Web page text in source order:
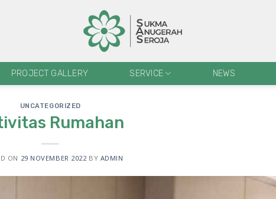
PROJECT GALLERY SERVICE NEWS
UNCATEGORIZED
Rumahan
ON 29 NOVEMBER 2022 BY ADMIN